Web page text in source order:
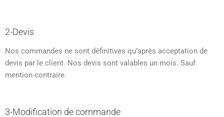
2-Devis
Nos commandes ne sont définitives qu’après acceptation de
devis par le client. Nos devis sont valables un mois. Sauf
mention contraire.
3-Modification de commande